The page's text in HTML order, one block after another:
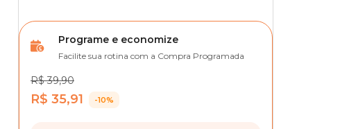
Programe e economize
Facilite sua rotina com a Compra Programada
R$ 39,90
R$ 35,91 -10%